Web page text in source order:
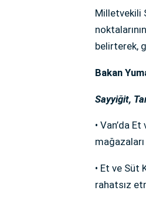
Milletvekili
belirterek,
Bakan
Sayyiğit,
• Van’da
• Et ve Süt
rahatsız